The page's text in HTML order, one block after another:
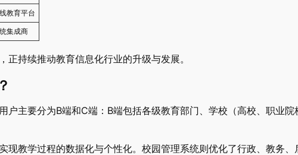
教育平台
集成商
持续推动教育信息化行业的升级与发展。
主要分为B端和C端：B端包括各级教育部门、学校（高校、职业
教学过程的数据化与个性化。校园管理系统则优化了行政、教务